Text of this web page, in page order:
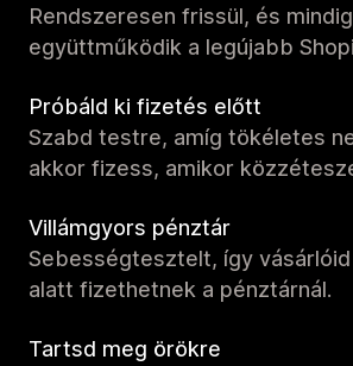
Rendszeresen frissül, és mindig
együttműködik a legújabb
Próbáld ki fizetés előtt
Szabd testre, amíg tökéletes
akkor fizess, amikor
Villámgyors pénztár
Sebességtesztelt, így
alatt fizethetnek a pénztárnál.
Tartsd meg örökre